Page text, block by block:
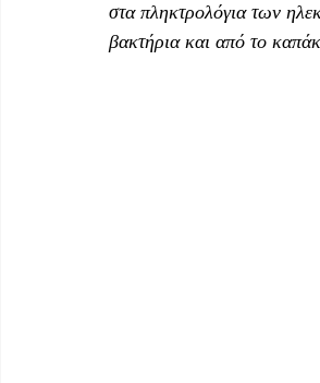
στα πληκτρολόγια των
βακτήρια και από το